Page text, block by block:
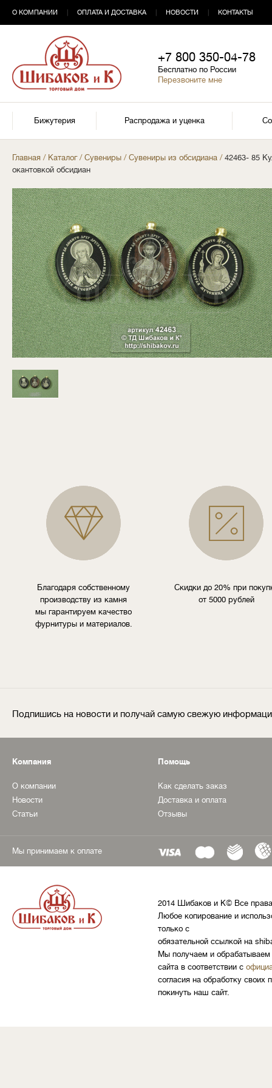
О КОМПАНИИ ОПЛАТА И ДОСТАВКА НОВОСТИ КОНТАКТЫ
+7 800 350-04-78
Бесплатно по России
Перезвоните мне
Бижутерия Распродажа и уценка
Главная / Каталог/ Сувениры / Сувениры из обсидиана / 42463- 85
окантовкой обсидиан
Благодаря собственному
производству из камня
мы гарантируем качество
фурнитуры и материалов.
Скидки до 20% при
от 5000 рублей
Подпишись на новости и получай самую свежую
Компания
О компании
Новости
Статьи
Помощь
Как сделать заказ
Доставка и оплата
Отзывы
Мы принимаем к оплате
2014 Шибаков и К© Все
Любое копирование и
только с
обязательной ссылкой на
Мы получаем и обрабатываем
сайта в соответствии с
согласия на обработку
покинуть наш сайт.